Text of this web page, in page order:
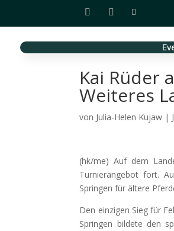
Kai Rüder
Weiteres
von Julia-Helen Kujaw |
(hk/me) Auf dem
Turnierangebot fort.
Springen für ältere
Den einzigen Sieg für
Springen bildete den